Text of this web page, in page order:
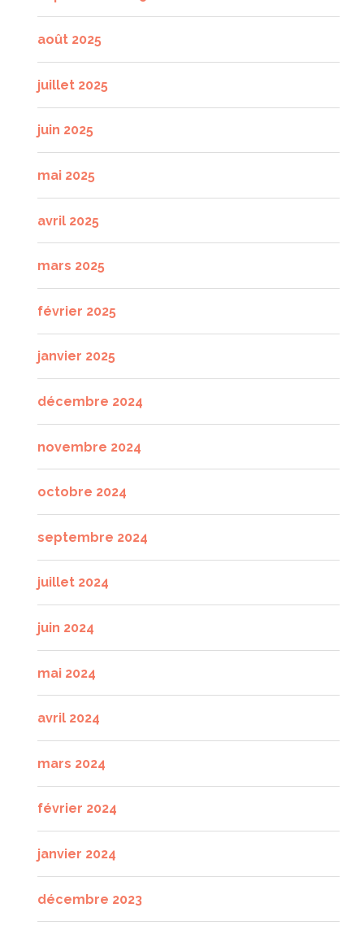
août 2025
juillet 2025
juin 2025
mai 2025
avril 2025
mars 2025
février 2025
janvier 2025
décembre 2024
novembre 2024
octobre 2024
septembre 2024
juillet 2024
juin 2024
mai 2024
avril 2024
mars 2024
février 2024
janvier 2024
décembre 2023